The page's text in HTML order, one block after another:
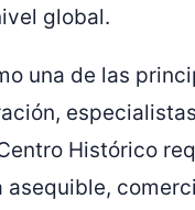
global.
una de las
Histórico